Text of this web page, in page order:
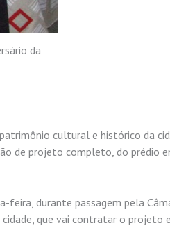
da
cultural e histórico da
de projeto completo, do prédio
feira, durante passagem pela
que vai contratar o projeto